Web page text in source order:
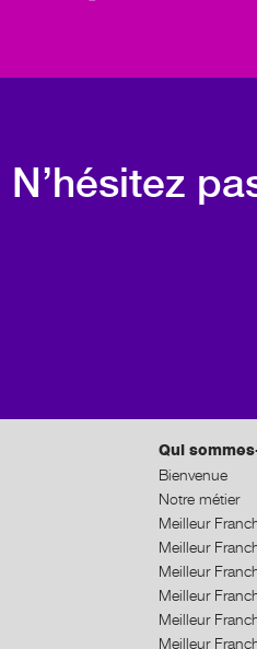
N’hésitez
Qui
Bienvenue
Notre métier
Meilleur
Meilleur
Meilleur
Meilleur
Meilleur
Meilleur